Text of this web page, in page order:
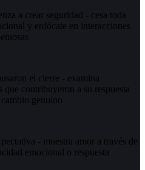
a crear seguridad - cesa toda
y enfócate en interacciones
el cierre - examina
que contribuyeron a su respuesta
genuino
- muestra amor a través de
emocional o respuesta